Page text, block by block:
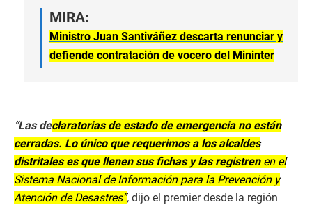
MIRA:
Ministro Juan Santiváñez descarta renunciar y
defiende contratación de vocero del Mininter
“Las declaratorias de estado de emergencia no están
cerradas. Lo único que requerimos a los alcaldes
distritales es que llenen sus fichas y las registrenen el
Sistema Nacional de Información para la Prevención y
Atención de Desastres”, dijo el premier desde la región